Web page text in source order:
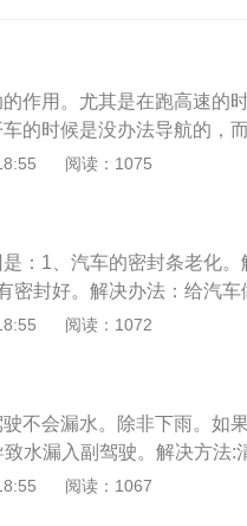
作用。尤其是在跑高速的
的时候是没办法导航的，
重要了。2、副驾驶有观察
的。3、副驾驶可以缓解司
果副驾驶一上车就开始睡
两个人经常保持对话的话
很好的辅助的作用，帮助
千万不要去教司机，如何
尊重。所以当我们坐副驾
自己的职责。
阅读：1075
：1、汽车的密封条老化
密封好。解决办法：给汽
检测一下汽车。解决办法
法及时排出就会渗入车内
橡胶圈老化：橡胶部件在使
性就会降低，下雨天就会
或使用酸碱性较强的清洗
天窗的密封橡胶圈。6、空
阅读：1072
不会漏水。除非下雨。如
水漏入副驾驶。解决方法:
。解决方法:清洁排水槽。
阅读：1067